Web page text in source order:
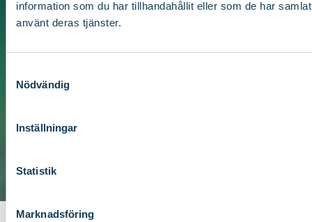
information som du har tillhandahållit eller som de har
använt deras tjänster.
s
Nödvändig
Inställningar
Statistik
Marknadsföring
Jag har läst
att ta emot annan kommunikation från Com4.*